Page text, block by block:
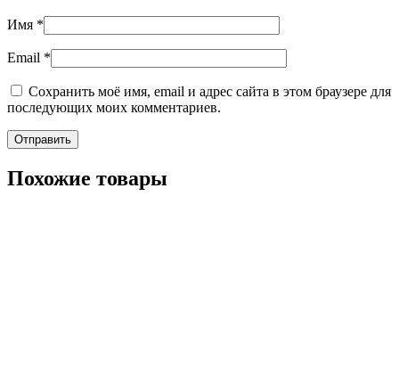
Имя *
Email *
Сохранить моё имя, email и адрес сайта в этом браузере для
последующих моих комментариев.
Похожие товары